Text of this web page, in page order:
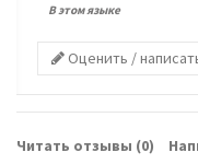
В этом языке
Оценить /
Читать отзывы (0)